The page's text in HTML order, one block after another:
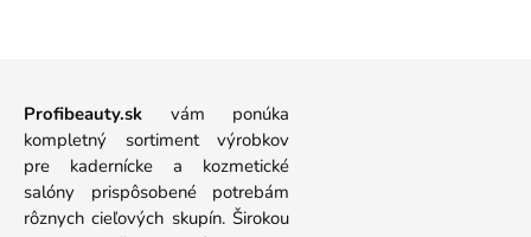
Profibeauty.sk vám ponúka
kompletný sortiment výrobkov
pre kadernícke a kozmetické
salóny prispôsobené potrebám
rôznych cieľových skupín. Širokou